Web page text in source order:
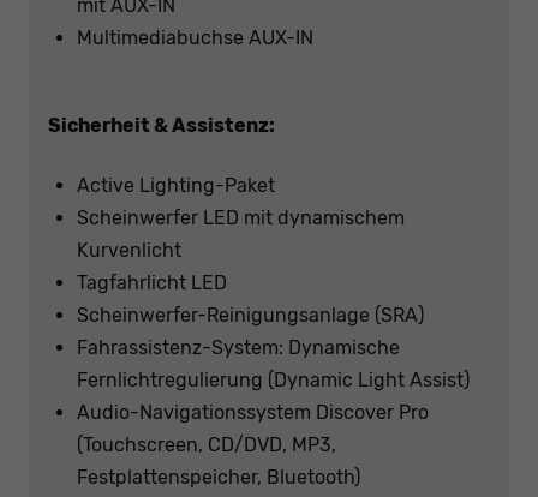
mit AUX-IN
Multimediabuchse AUX-IN
Sicherheit & Assistenz:
Active Lighting-Paket
Scheinwerfer LED mit dynamischem
Kurvenlicht
Tagfahrlicht LED
Scheinwerfer-Reinigungsanlage (SRA)
Fahrassistenz-System: Dynamische
Fernlichtregulierung (Dynamic Light Assist)
Audio-Navigationssystem Discover Pro
(Touchscreen, CD/DVD, MP3,
Festplattenspeicher, Bluetooth)